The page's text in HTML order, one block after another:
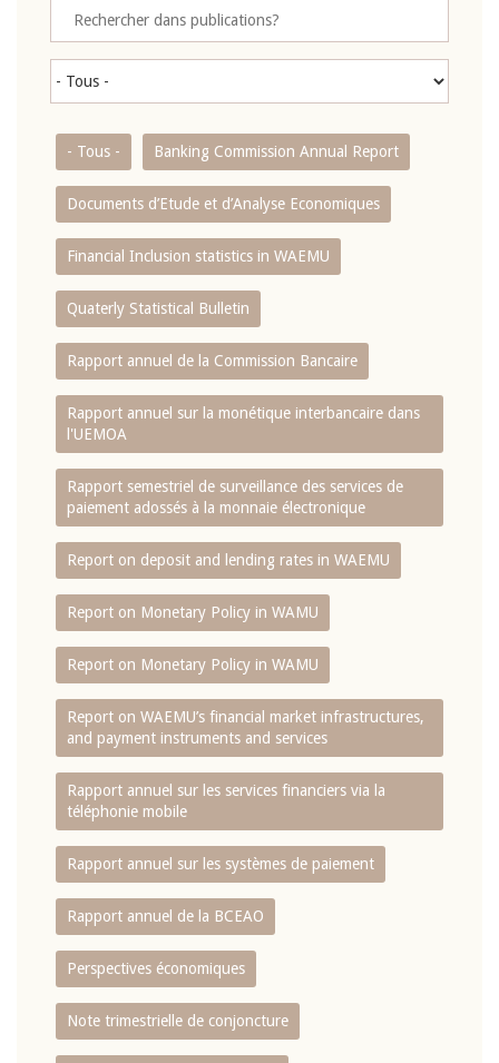
- Tous - Banking Commission Annual Report
Documents d’Etude et d’Analyse Economiques
Financial Inclusion statistics in WAEMU
Quaterly Statistical Bulletin
Rapport annuel de la Commission Bancaire
Rapport annuel sur la monétique interbancaire dans
l'UEMOA
Rapport semestriel de surveillance des services de
paiement adossés à la monnaie électronique
Report on deposit and lending rates in WAEMU
Report on Monetary Policy in WAMU
Report on Monetary Policy in WAMU
Report on WAEMU’s financial market infrastructures,
and payment instruments and services
Rapport annuel sur les services financiers via la
téléphonie mobile
Rapport annuel sur les systèmes de paiement
Rapport annuel de la BCEAO
Perspectives économiques
Note trimestrielle de conjoncture